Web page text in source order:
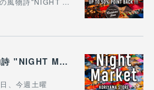
CURIOUS ISM夏の風物詩 "NIGHT MARKET"
、今週土曜